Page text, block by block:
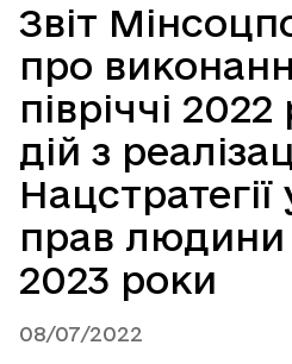
Звіт
про
півріччі
дій з
Нацстратегії
прав людини
2023 роки
08/07/2022